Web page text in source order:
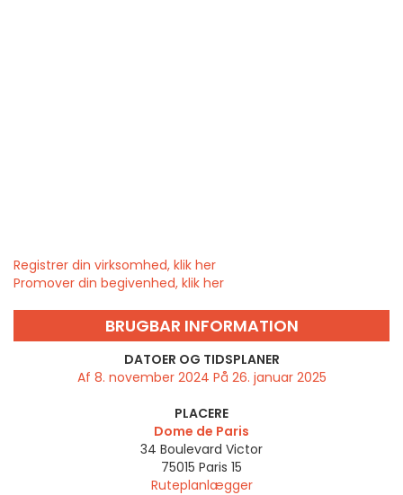
Registrer din virksomhed, klik her
Promover din begivenhed, klik her
BRUGBAR INFORMATION
DATOER OG TIDSPLANER
Af 8. november 2024 På 26. januar 2025
PLACERE
Dome de Paris
34 Boulevard Victor
75015 Paris 15
Ruteplanlægger